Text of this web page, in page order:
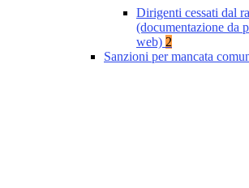
Dirigenti cessati dal
(documentazione da
web) 2
Sanzioni per mancata